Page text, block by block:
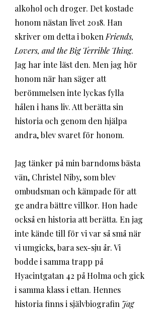
alkohol och droger. Det kostade
honom nästan livet 2018. Han
skriver om detta i boken Friends,
Lovers, and the Big Terrible Thing.
Jag har inte läst den. Men jag hör
honom när han säger att
berömmelsen inte lyckas fylla
hålen i hans liv. Att berätta sin
historia och genom den hjälpa
andra, blev svaret för honom.
Jag tänker på min barndoms bästa
vän, Christel Niby, som blev
ombudsman och kämpade för att
ge andra bättre villkor. Hon hade
också en historia att berätta. En jag
inte kände till för vi var så små när
vi umgicks, bara sex-sju år. Vi
bodde i samma trapp på
Hyacintgatan 42 på Holma och gick
i samma klass i ettan. Hennes
historia finns i självbiografin Jag